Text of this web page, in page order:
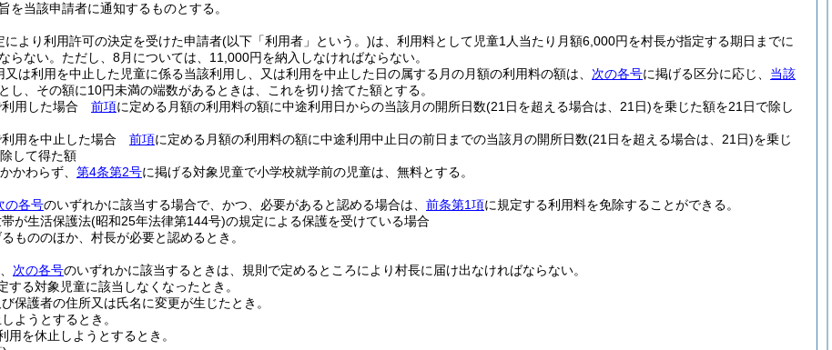
を当該申請者に通知するものとする。
により利用許可の決定を受けた申請者(以下「利用者」という。)は、利用料として児童1人当たり月額6,000円を村長が指定する期日までに
らない。 ただし、8月については、11,000円を納入しなければならない。
又は利用を中止した児童に係る当該利用し、又は利用を中止した日の属する月の月額の利用料の額は、 次の各号に掲げる区分に応じ、 当該
し、その額に10円未満の端数があるときは、これを切り捨てた額とする。
利用した場合 前項に定める月額の利用料の額に中途利用日からの当該月の開所日数(21日を超える場合は、21日)を乗じた額を21日で除し
利用を中止した場合 前項に定める月額の利用料の額に中途利用中止日の前日までの当該月の開所日数(21日を超える場合は、21日)を乗じ
して得た額
かわらず、 第4条第2号に掲げる対象児童で小学校就学前の児童は、無料とする。
の各号のいずれかに該当する場合で、かつ、必要があると認める場合は、 前条第1項に規定する利用料を免除することができる。
が生活保護法(昭和25年法律第144号)の規定による保護を受けている場合
もののほか、村長が必要と認めるとき。
次の各号のいずれかに該当するときは、規則で定めるところにより村長に届け出なければならない。
する対象児童に該当しなくなったとき。
保護者の住所又は氏名に変更が生じたとき。
ようとするとき。
用を休止しようとするとき。